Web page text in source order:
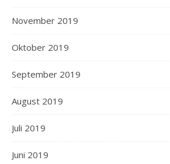
November 2019
Oktober 2019
September 2019
August 2019
Juli 2019
Juni 2019